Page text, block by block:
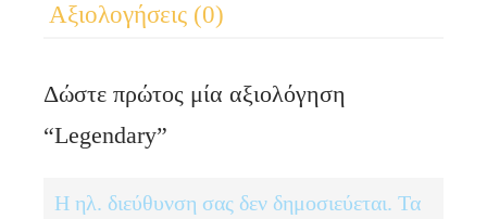
Αξιολογήσεις (0)
Δώστε πρώτος μία αξιολόγηση
“Legendary”
Η ηλ. διεύθυνση σας δεν δημοσιεύεται. Τα